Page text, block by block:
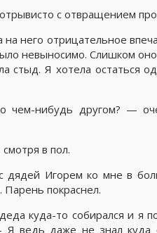
с отвращением
на него отрицательное
невыносимо. Слишком
стыд. Я хотела остаться
нибудь другом? —
в пол.
Игорем ко мне в
Парень покраснел.
куда-то собирался и я
Я ведь даже не знал